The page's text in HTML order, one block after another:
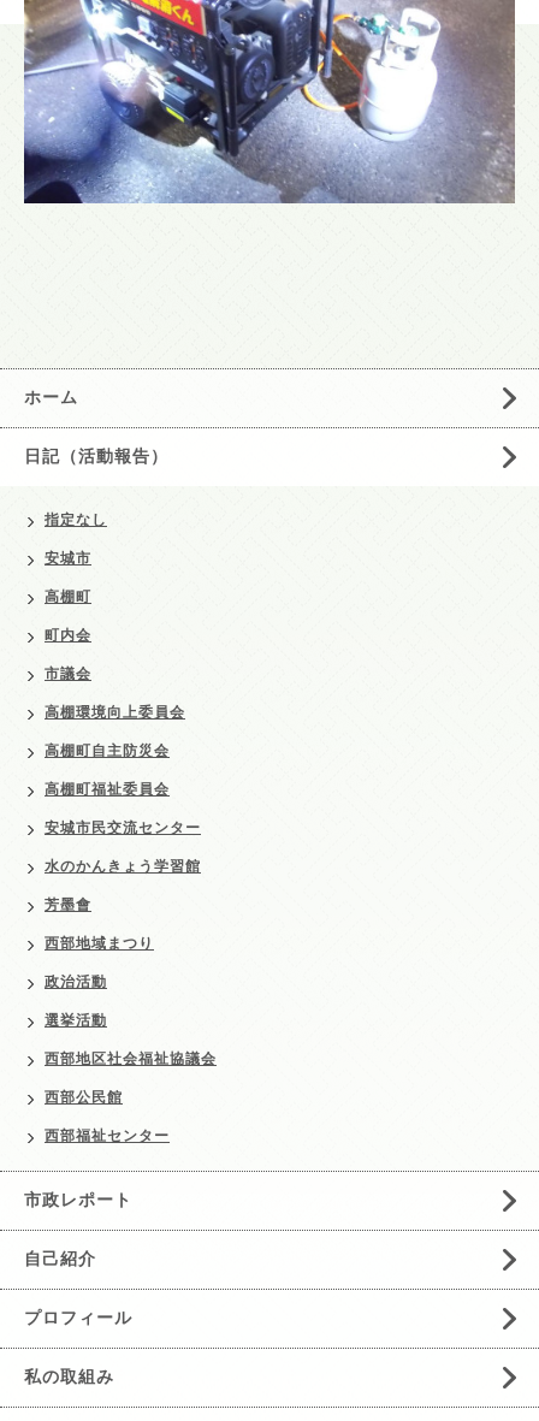
ホーム
日記（活動報告）
指定なし
安城市
高棚町
町内会
市議会
高棚環境向上委員会
高棚町自主防災会
高棚町福祉委員会
安城市民交流センター
水のかんきょう学習館
芳墨會
西部地域まつり
政治活動
選挙活動
西部地区社会福祉協議会
西部公民館
西部福祉センター
市政レポート
自己紹介
プロフィール
私の取組み